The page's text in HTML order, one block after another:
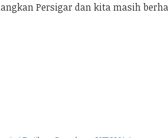
Persigar dan kita masih